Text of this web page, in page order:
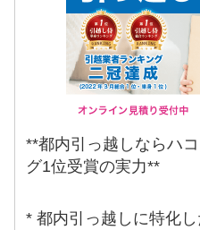
**都内引っ越しならハ
グ1位受賞の実力**
* 都内引っ越しに特化